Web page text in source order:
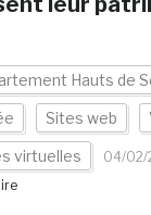
Hauts de
Sites web
virtuelles 04/02/